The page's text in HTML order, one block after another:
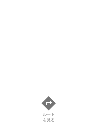
ルート
を見る